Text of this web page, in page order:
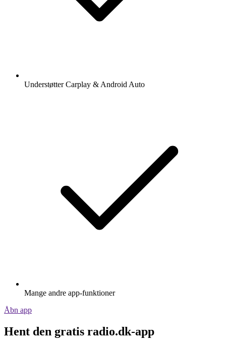
Understøtter Carplay & Android Auto
Mange andre app-funktioner
Åbn app
Hent den gratis radio.dk-app